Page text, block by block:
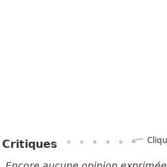
Critiques